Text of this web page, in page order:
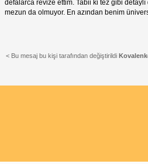
defalarca revize ettim. Tabii ki tez gibi
mezun da olmuyor. En azından benim
< Bu mesaj bu kişi tarafından değiştirildi